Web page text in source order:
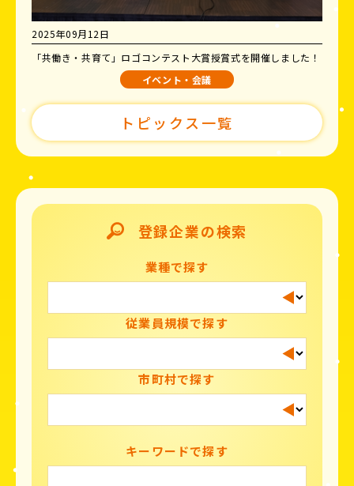
2025年09月12日
「共働き・共育て」ロゴコンテスト大賞授賞式を開催しました！
イベント・会議
トピックス一覧
登録企業の検索
業種で探す
従業員規模で探す
市町村で探す
キーワードで探す